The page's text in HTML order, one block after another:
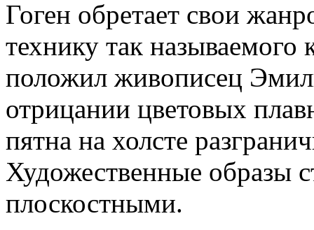
Гоген обретает свои
технику так называемого
положил живописец
отрицании цветовых
пятна на холсте
Художественные образы
плоскостными.